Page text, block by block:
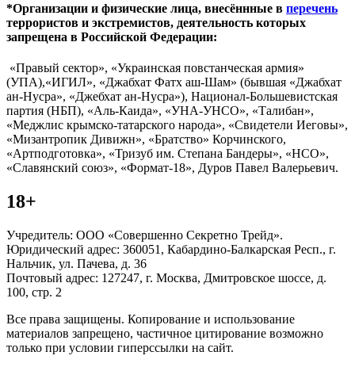
*Организации и физические лица, внесённные в перечень
террористов и экстремистов, деятельность которых
запрещена в Российской Федерации:
«Правый сектор», «Украинская повстанческая армия»
(УПА),«ИГИЛ», «Джабхат Фатх аш-Шам» (бывшая «Джабхат
ан-Нусра», «Джебхат ан-Нусра»), Национал-Большевистская
партия (НБП), «Аль-Каида», «УНА-УНСО», «Талибан»,
«Меджлис крымско-татарского народа», «Свидетели Иеговы»,
«Мизантропик Дивижн», «Братство» Корчинского,
«Артподготовка», «Тризуб им. Степана Бандеры», «НСО»,
«Славянский союз», «Формат-18», Дуров Павел Валерьевич.
18+
Учредитель: ООО «Совершенно Секретно Трейд».
Юридический адрес: 360051, Кабардино-Балкарская Респ., г.
Нальчик, ул. Пачева, д. 36
Почтовый адрес: 127247, г. Москва, Дмитровское шоссе, д.
100, стр. 2
Все права защищены. Копирование и использование
материалов запрещено, частичное цитирование возможно
только при условии гиперссылки на сайт.